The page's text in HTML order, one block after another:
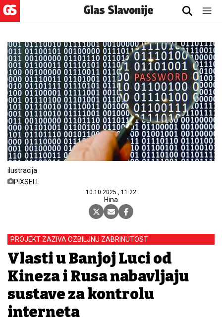
ilustracija
PIXSELL
10.10.2025., 11:22
Hina
PROJEKT ZAZIVA OZBILJNU ZABRINUTOST
Vlasti u Banjoj Luci od
Kineza i Rusa nabavljaju
sustave za kontrolu
interneta